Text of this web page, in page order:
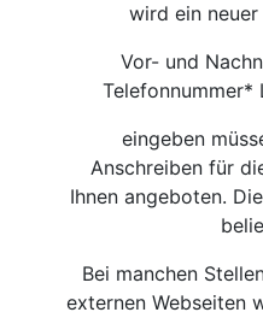
wird ein
Vor- und
Telefonnummer*
eingeben
Anschreiben für
Ihnen angeboten.
Bei manchen
externen Webseiten